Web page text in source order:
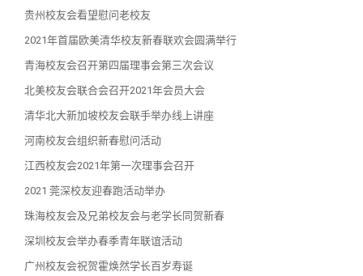
贵州校友会看望慰问老校友
2021年首届欧美清华校友新春联欢会圆满举行
青海校友会召开第四届理事会第三次会议
北美校友会联合会召开2021年会员大会
清华北大新加坡校友会联手举办线上讲座
河南校友会组织新春慰问活动
江西校友会2021年第一次理事会召开
2021 莞深校友迎春跑活动举办
珠海校友会及兄弟校友会与老学长同贺新春
深圳校友会举办春季青年联谊活动
广州校友会祝贺霍焕然学长百岁寿诞